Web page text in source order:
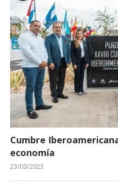
Cumbre
economía
23/03/2023